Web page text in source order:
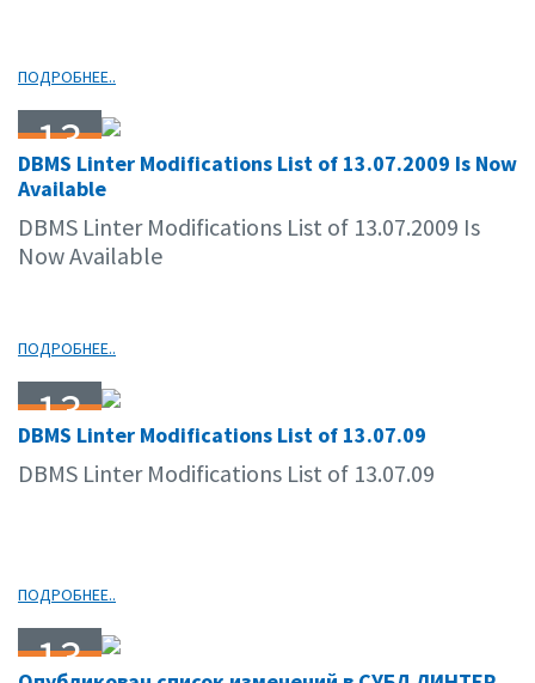
ПОДРОБНЕЕ..
13
07.09
DBMS Linter Modifications List of 13.07.2009 Is Now
Available
DBMS Linter Modifications List of 13.07.2009 Is
Now Available
ПОДРОБНЕЕ..
13
07.09
DBMS Linter Modifications List of 13.07.09
DBMS Linter Modifications List of 13.07.09
ПОДРОБНЕЕ..
13